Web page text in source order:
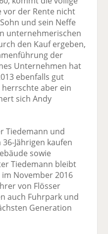
vor der Rente nicht
und sein Neffe
unternehmerischen
den Kauf ergeben,
der
Unternehmen hat
ebenfalls gut
herrschte aber ein
sich Andy
Tiedemann und
Jährigen kaufen
sowie
Tiedemann bleibt
November 2016
von Flösser
auch Fuhrpark und
Generation